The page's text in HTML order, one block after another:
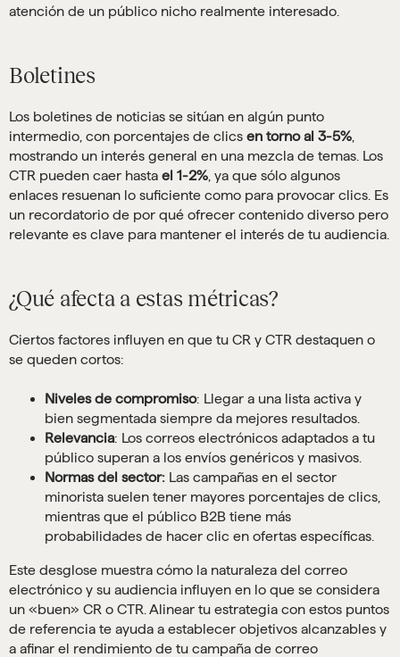
atención de un público nicho realmente interesado.
Boletines
Los boletines de noticias se sitúan en algún punto
intermedio, con porcentajes de clics en torno al 3-5%
mostrando un interés general en una mezcla de temas. Los
CTR pueden caer hasta el 1-2% , ya que sólo algunos
enlaces resuenan lo suficiente como para provocar clics. Es
un recordatorio de por qué ofrecer contenido diverso pero
relevante es clave para mantener el interés de tu audiencia.
¿Qué afecta a estas métricas?
Ciertos factores influyen en que tu CR y CTR destaquen o
se queden cortos:
Niveles de compromiso: Llegar a una lista activa y
bien segmentada siempre da mejores resultados.
Relevancia: Los correos electrónicos adaptados a tu
público superan a los envíos genéricos y masivos.
Normas del sector: Las campañas en el sector
minorista suelen tener mayores porcentajes de clics,
mientras que el público B2B tiene más
probabilidades de hacer clic en ofertas específicas.
Este desglose muestra cómo la naturaleza del correo
electrónico y su audiencia influyen en lo que se considera
un «buen» CR o CTR. Alinear tu estrategia con estos puntos
de referencia te ayuda a establecer objetivos alcanzables y
a afinar el rendimiento de tu campaña de correo